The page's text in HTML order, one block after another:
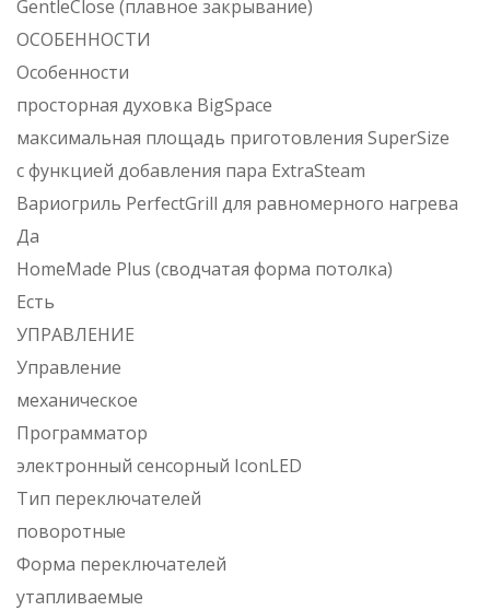
GentleClose (плавное закрывание)
ОСОБЕННОСТИ
Особенности
просторная духовка BigSpace
максимальная площадь приготовления SuperSize
с функцией добавления пара ExtraSteam
Вариогриль PerfectGrill для равномерного нагрева
Да
HomeMade Plus (сводчатая форма потолка)
Есть
УПРАВЛЕНИЕ
Управление
механическое
Программатор
электронный сенсорный IconLED
Тип переключателей
поворотные
Форма переключателей
утапливаемые